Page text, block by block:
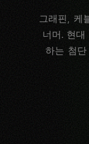
그래핀, 케
너머. 현
하는 첨